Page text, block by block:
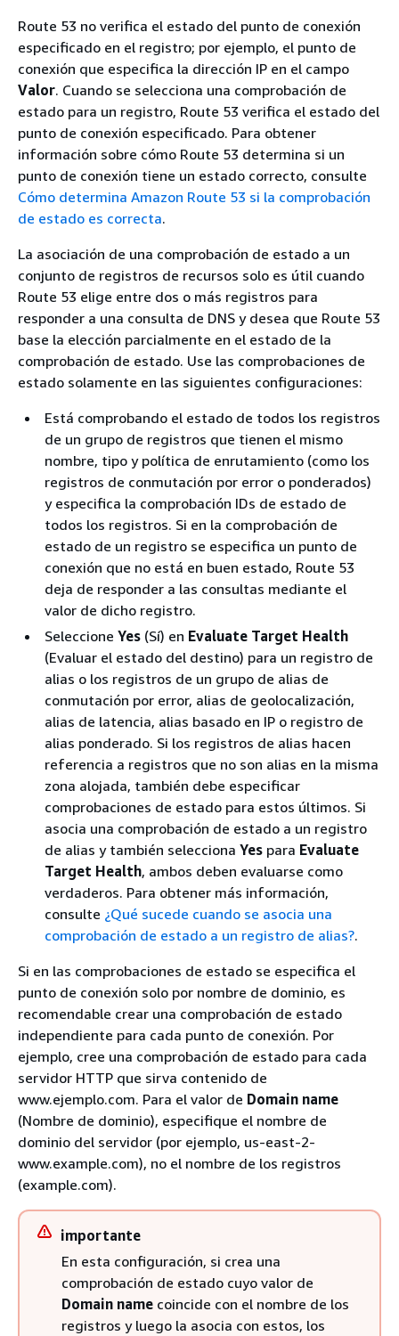
Route 53 no verifica el estado del punto de conexión
especificado en el registro; por ejemplo, el punto de
conexión que especifica la dirección IP en el campo
Valor. Cuando se selecciona una comprobación de
estado para un registro, Route 53 verifica el estado del
punto de conexión especificado. Para obtener
información sobre cómo Route 53 determina si un
punto de conexión tiene un estado correcto, consulte
Cómo determina Amazon Route 53 si la comprobación
de estado es correcta.
La asociación de una comprobación de estado a un
conjunto de registros de recursos solo es útil cuando
Route 53 elige entre dos o más registros para
responder a una consulta de DNS y desea que Route 53
base la elección parcialmente en el estado de la
comprobación de estado. Use las comprobaciones de
estado solamente en las siguientes configuraciones:
Está comprobando el estado de todos los registros
de un grupo de registros que tienen el mismo
nombre, tipo y política de enrutamiento (como los
registros de conmutación por error o ponderados)
y especifica la comprobación IDs de estado de
todos los registros. Si en la comprobación de
estado de un registro se especifica un punto de
conexión que no está en buen estado, Route 53
deja de responder a las consultas mediante el
valor de dicho registro.
Seleccione Yes (Sí) en Evaluate Target Health
(Evaluar el estado del destino) para un registro de
alias o los registros de un grupo de alias de
conmutación por error, alias de geolocalización,
alias de latencia, alias basado en IP o registro de
alias ponderado. Si los registros de alias hacen
referencia a registros que no son alias en la misma
zona alojada, también debe especificar
comprobaciones de estado para estos últimos. Si
asocia una comprobación de estado a un registro
de alias y también selecciona Yes para Evaluate
Target Health, ambos deben evaluarse como
verdaderos. Para obtener más información,
consulte ¿Qué sucede cuando se asocia una
comprobación de estado a un registro de alias?.
Si en las comprobaciones de estado se especifica el
punto de conexión solo por nombre de dominio, es
recomendable crear una comprobación de estado
independiente para cada punto de conexión. Por
ejemplo, cree una comprobación de estado para cada
servidor HTTP que sirva contenido de
www.ejemplo.com. Para el valor de Domain name
(Nombre de dominio), especifique el nombre de
dominio del servidor (por ejemplo, us-east-2-
www.example.com), no el nombre de los registros
(example.com).
importante
En esta configuración, si crea una
comprobación de estado cuyo valor de
Domain name coincide con el nombre de los
registros y luego la asocia con estos, los